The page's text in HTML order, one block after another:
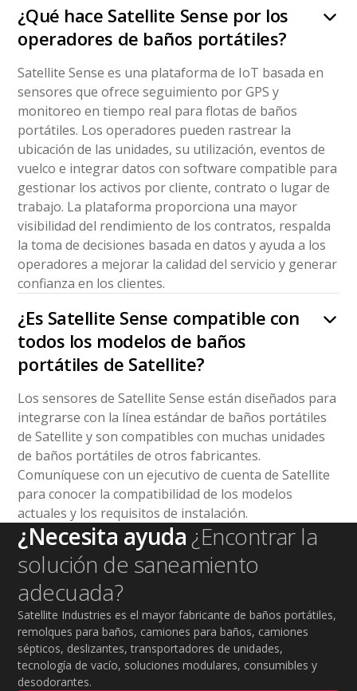
¿Qué hace Satellite Sense por los
operadores de baños portátiles?
Satellite Sense es una plataforma de IoT basada en
sensores que ofrece seguimiento por GPS y
monitoreo en tiempo real para flotas de baños
portátiles. Los operadores pueden rastrear la
ubicación de las unidades, su utilización, eventos de
vuelco e integrar datos con software compatible para
gestionar los activos por cliente, contrato o lugar de
trabajo. La plataforma proporciona una mayor
visibilidad del rendimiento de los contratos, respalda
la toma de decisiones basada en datos y ayuda a los
operadores a mejorar la calidad del servicio y generar
confianza en los clientes.
¿Es Satellite Sense compatible con
todos los modelos de baños
portátiles de Satellite?
Los sensores de Satellite Sense están diseñados para
integrarse con la línea estándar de baños portátiles
de Satellite y son compatibles con muchas unidades
de baños portátiles de otros fabricantes.
Comuníquese con un ejecutivo de cuenta de Satellite
para conocer la compatibilidad de los modelos
actuales y los requisitos de instalación.
¿Necesita ayuda¿Encontrar la
solución de saneamiento
adecuada?
Satellite Industries es el mayor fabricante de baños portátiles,
remolques para baños, camiones para baños, camiones
sépticos, deslizantes, transportadores de unidades,
tecnología de vacío, soluciones modulares, consumibles y
desodorantes.